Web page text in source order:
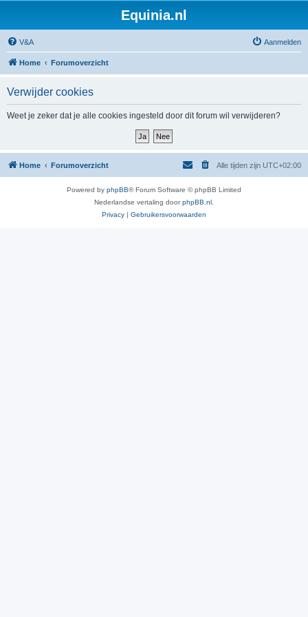
Equinia.nl
V&A Aanmelden
Home Forumoverzicht
Verwijder cookies
Weet je zeker dat je alle cookies ingesteld door dit forum wil verwijderen?
Home Forumoverzicht Alle tijden zijn UTC+02:00
Powered by phpBB® Forum Software © phpBB Limited
Nederlandse vertaling doorphpBB.nl
Privacy | Gebruikersvoorwaarden